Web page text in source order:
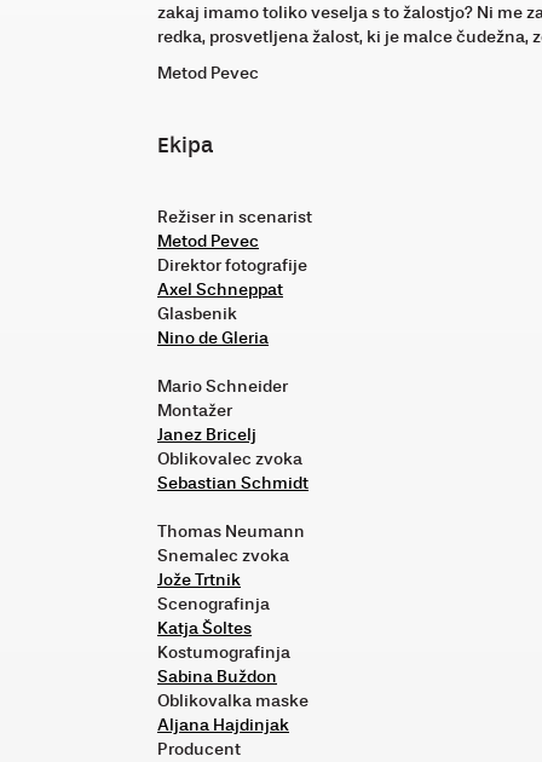
zakaj imamo toliko veselja s to žalostjo? Ni me
redka, prosvetljena žalost, ki je malce čudežna,
Metod Pevec
Ekipa
Režiser in scenarist
Metod Pevec
Direktor fotografije
Axel Schneppat
Glasbenik
Nino de Gleria
Mario Schneider
Montažer
Janez Bricelj
Oblikovalec zvoka
Sebastian Schmidt
Thomas Neumann
Snemalec zvoka
Jože Trtnik
Scenografinja
Katja Šoltes
Kostumografinja
Sabina Buždon
Oblikovalka maske
Aljana Hajdinjak
Producent